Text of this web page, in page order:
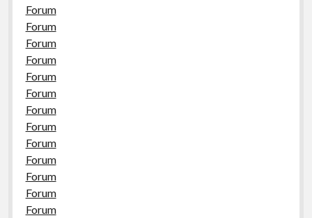
Forum
Forum
Forum
Forum
Forum
Forum
Forum
Forum
Forum
Forum
Forum
Forum
Forum